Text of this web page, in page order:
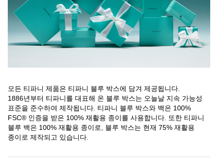
모든 티파니 제품은 티파니 블루 박스에 담겨 제공됩니다.
1886년부터 티파니를 대표해 온 블루 박스는 오늘날 지속 가능성
표준을 준수하여 제작됩니다. 티파니 블루 박스와 백은 100%
FSC® 인증을 받은 100% 재활용 종이를 사용합니다. 또한 티파니
블루 백은 100% 재활용 종이로, 블루 박스는 현재 75% 재활용
종이로 제작되고 있습니다.